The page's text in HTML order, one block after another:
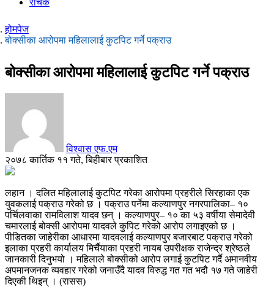
रोचक
होमपेज
बोक्सीका आरोपमा महिलालाई कुटपिट गर्ने पक्राउ
बोक्सीका आरोपमा महिलालाई कुटपिट गर्ने पक्राउ
विश्वास एफ.एम
२०७८ कार्तिक ११ गते, बिहीबार प्रकाशित
लहान । दलित महिलालाई कुटपिट गरेका आरोपमा प्रहरीले सिरहाका एक
युवकलाई पक्राउ गरेको छ । पक्राउ पर्नेमा कल्याणपुर नगरपालिका– १०
पर्चिलवाका रामविलाश यादव छन् । कल्याणपुर– १० का ५३ वर्षीया सेमादेवी
चमारलाई बोक्सी आरोपमा यादवले कुपिट गरेको आरोप लगाइएको छ ।
पीडितका जाहेरीका आधारमा यादवलाई कल्याणपुर बजारबाट पक्राउ गरेको
इलाका प्रहरी कार्यालय मिर्चैयाका प्रहरी नायब उपरीक्षक राजेन्द्र श्रेष्ठले
जानकारी दिनुभयो । महिलाले बोक्सीको आरोप लगाई कुटपिट गर्दै अमानवीय
अपमानजनक व्यवहार गरेको जनाउँदै यादव विरुद्ध गत गत भदौ १७ गते जाहेरी
दिएकी थिइन् । (रासस)